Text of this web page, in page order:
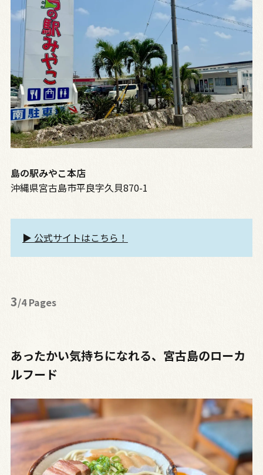
島の駅みやこ本店
沖縄県宮古島市平良字久貝870-1
▶︎ 公式サイトはこちら！
3/4 Pages
あったかい気持ちになれる、宮古島のローカ
ルフード